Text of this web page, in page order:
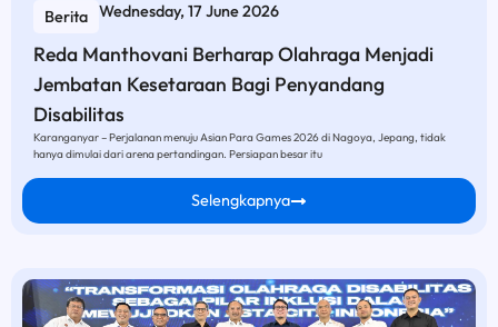
Berita Wednesday, 17 June 2026
Reda Manthovani Berharap Olahraga Menjadi
Jembatan Kesetaraan Bagi Penyandang
Disabilitas
Karanganyar – Perjalanan menuju Asian Para Games 2026 di Nagoya, Jepang, tidak
hanya dimulai dari arena pertandingan. Persiapan besar itu
Selengkapnya